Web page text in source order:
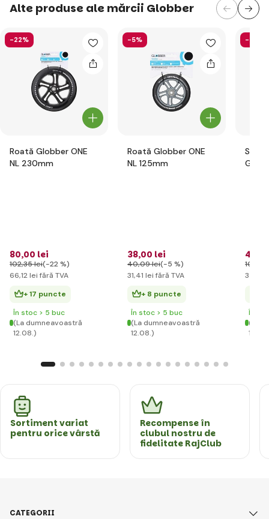
Alte produse ale mărcii Globber
-22%
Roată Globber ONE
NL 230mm
80,00 lei
102,35 lei(-22 %)
66,12 lei fără TVA
+ 17 puncte
În stoc > 5 buc
(La dumneavoastră
12.08.)
-5%
Roată Globber ONE
NL 125mm
38,00 lei
40,09 lei(-5 %)
31,41 lei fără TVA
+ 8 puncte
În stoc > 5 buc
(La dumneavoastră
12.08.)
-58%
Set
42
102
35
În
(La
Sortiment variat
pentru orice vârstă
Recompense în
clubul nostru de
fidelitate RajClub
CATEGORII